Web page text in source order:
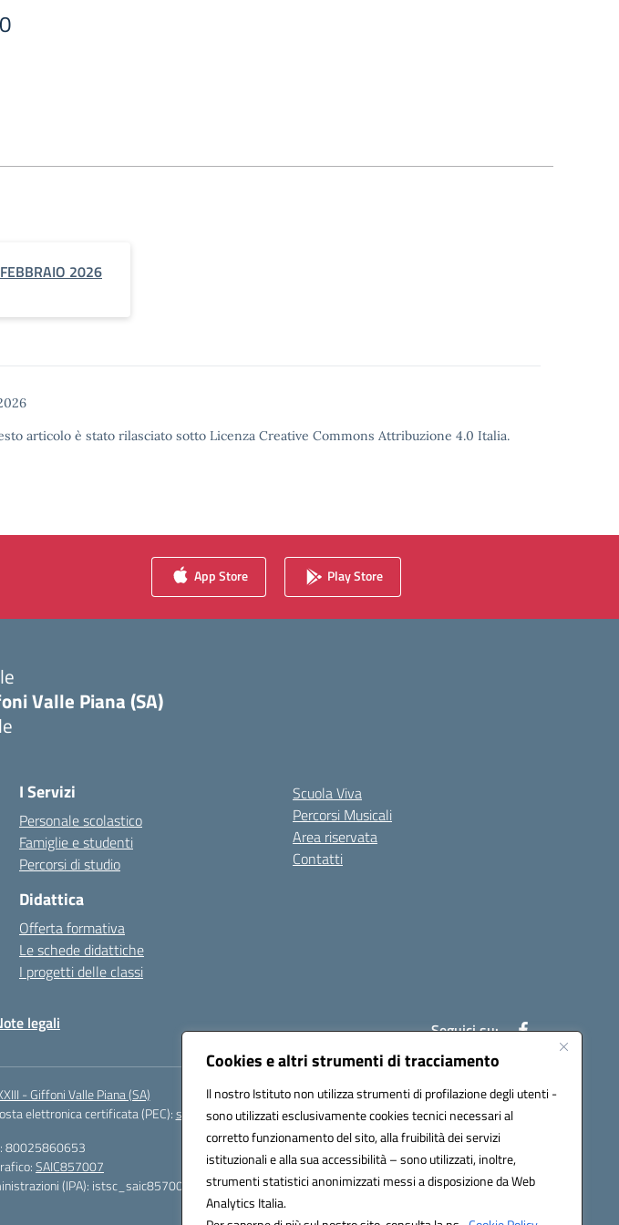
Cookies e altri strumenti di tracciamento
Il nostro Istituto non utilizza strumenti di profilazione degli utenti -
sono utilizzati esclusivamente cookies tecnici necessari al
corretto funzionamento del sito, alla fruibilità dei servizi
istituzionali e alla sua accessibilità – sono utilizzati, inoltre,
strumenti statistici anonimizzati messi a disposizione da Web
Analytics Italia.
2026
articolo è stato rilasciato sotto Licenza Creative Commons Attribuzione 4.0 Italia.
App Store Play Store
Valle Piana (SA)
I Servizi
Personale scolastico
Famiglie e studenti
Percorsi di studio
Didattica
Offerta formativa
Le schede didattiche
I progetti delle classi
Scuola Viva
Percorsi Musicali
Area riservata
Contatti
legali Seguici su:
- Giffoni Valle Piana (SA)
elettronica certificata (PEC):saic857007@pec.istruzione.it
80025860653
SAIC857007
(IPA): istsc_saic857007